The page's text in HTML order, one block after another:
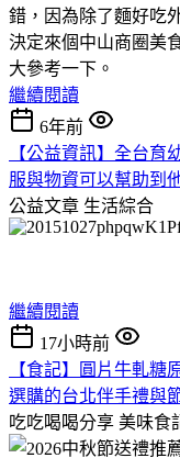
錯，因為除了麵好吃
決定來個中山商圈美
大參考一下。
繼續閱讀
6年前
【公益資訊】全台育
服與物資可以幫助到
公益文章 生活綜合
繼續閱讀
17小時前
【食記】圓片牛軋糖
選購的台北伴手禮與
吃吃喝喝分享 美味食